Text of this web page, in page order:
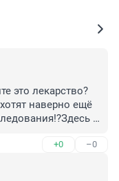
это лекарство?
наверно ещё
+0 –0